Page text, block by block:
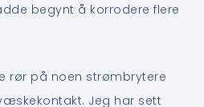
begynt å korrodere flere
rør på noen strømbrytere
Jeg har sett